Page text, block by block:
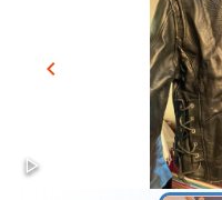
chevron_left